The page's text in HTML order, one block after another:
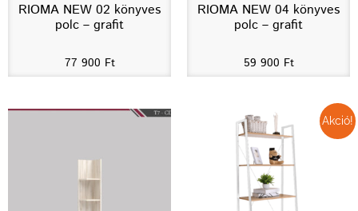
RIOMA NEW 02 könyves
polc – grafit
77 900 Ft
RIOMA NEW 04 könyves
polc – grafit
59 900 Ft
Akció!